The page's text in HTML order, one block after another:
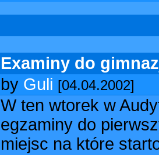
Examiny do
by Guli [04.04.2002]
W ten wtorek w
egzaminy do
miejsc na które